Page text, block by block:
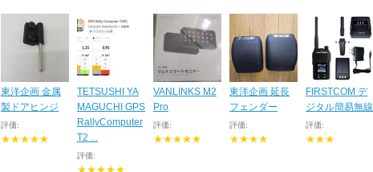
東洋企画 金属
製ドアヒンジ
評価:
★★★★★
TETSUSHI YA
MAGUCHI GPS
RallyComputer
T2 ...
評価:
★★★★★
VANLINKS M2
Pro
評価:
★★★★★
東洋企画 延長
フェンダー
評価:
★★★★
FIRSTCOM デ
ジタル簡易無線
評価:
★★★